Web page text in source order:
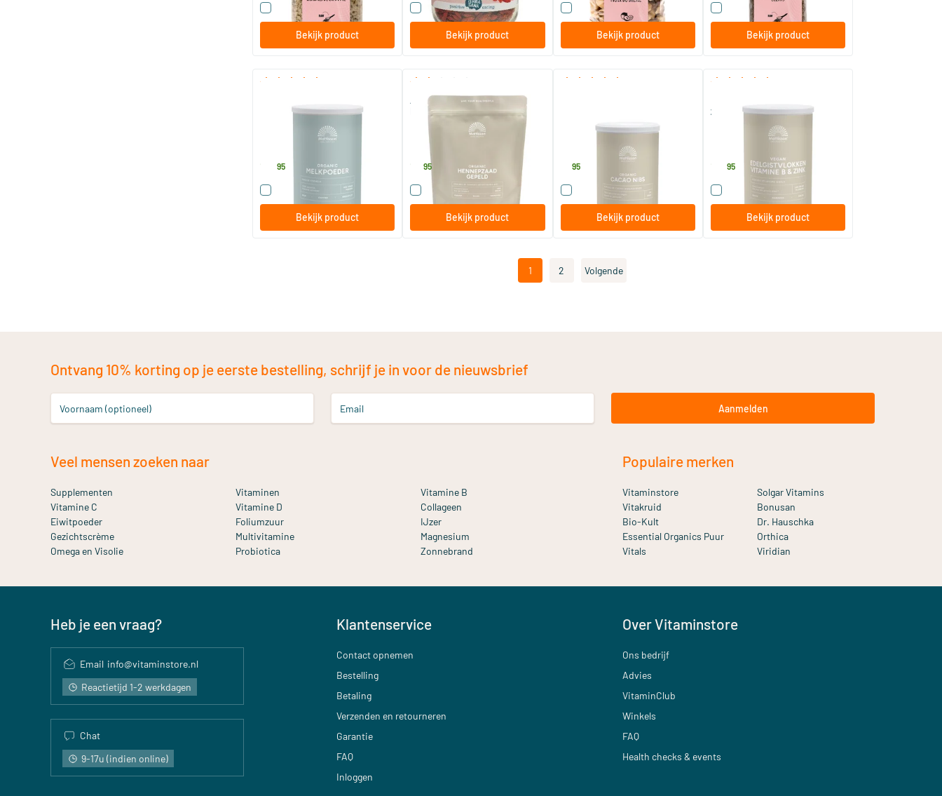
Vergelijk dit product
Bekijk product
Vergelijk dit product
Bekijk product
Vergelijk dit product
Bekijk product
Vergelijk dit product
Bekijk product
Mattisson Healthstyle
95
Vergelijk dit product
Bekijk product
Absolute hemp seeds hulled
hennepzaad gepeld
Mattisson Healthstyle
.95
Vergelijk dit product
Bekijk product
150 gram
Mattisson Healthstyle
95
Vergelijk dit product
Bekijk product
zink
95
Vergelijk dit product
Bekijk product
1 2 Volgende
Ontvang 10% korting op je eerste bestelling, schrijf je in voor de nieuwsbrief
Voornaam (optioneel) Email Aanmelden
Veel mensen zoeken naar
Supplementen Vitaminen
Vitamine B
Vitamine C
Vitamine D
Collageen
Eiwitpoeder
Foliumzuur
IJzer
Gezichtscrème
Multivitamine
Magnesium
Omega en Visolie
Probiotica Zonnebrand
Populaire merken
Vitaminstore
Solgar Vitamins
Vitakruid
Bonusan
Bio-Kult
Dr. Hauschka
Essential Organics Puur
Orthica
Vitals
Viridian
Heb je een vraag?
Email info@vitaminstore.nl
Reactietijd 1-2 werkdagen
Chat
9-17u (indien online)
Klantenservice
Contact opnemen
Bestelling
Betaling
Verzenden en retourneren
Garantie
FAQ
Inloggen
Over Vitaminstore
Ons bedrijf
Advies
VitaminClub
Winkels
FAQ
Health checks & events